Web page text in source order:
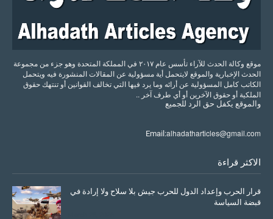
موقع وكالة الحدث للآراء تأسس عام ٢٠١٧ في المملكة المتحدة وهو جزء من مجموعة
الحدث الإخبارية والموقع لايتحمل أية مسؤولية عن المقالات المنشورة فيه ويتحمل
الكاتب كامل المسؤولية عن أرائه وما يرد فيها التي تخالف القوانين أو تنتهك حقوق
الملكية أو حقوق الآخرين أو أي طرف آخر ..
والموقع يكفل حق الرد للجميع
Email:alhadatharticles@gmail.com
الاكثر قراءة
قرار الحرب وإعداد الدول للحرب جيش بلا سلاح ولا إرادة في
قبضة السياسة